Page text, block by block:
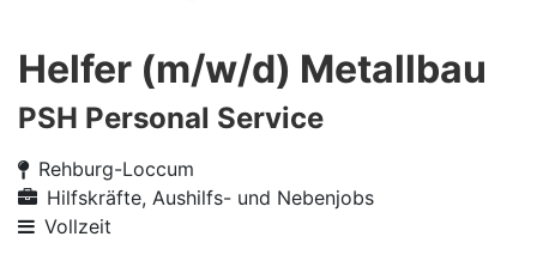
Helfer (m/w/d) Metallbau
PSH Personal Service
Rehburg-Loccum
Hilfskräfte, Aushilfs- und Nebenjobs
Vollzeit